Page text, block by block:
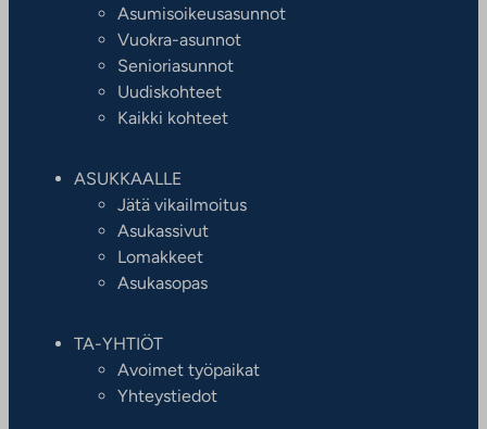
Asumisoikeusasunnot
Vuokra-asunnot
Senioriasunnot
Uudiskohteet
Kaikki kohteet
ASUKKAALLE
Jätä vikailmoitus
Asukassivut
Lomakkeet
Asukasopas
TA-YHTIÖT
Avoimet työpaikat
Yhteystiedot